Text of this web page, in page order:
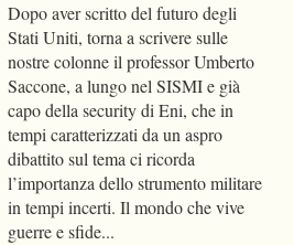
Dopo aver scritto del futuro degli
Stati Uniti, torna a scrivere sulle
nostre colonne il professor Umberto
Saccone, a lungo nel SISMI e già
capo della security di Eni, che in
tempi caratterizzati da un aspro
dibattito sul tema ci ricorda
l’importanza dello strumento militare
in tempi incerti. Il mondo che vive
guerre e sfide...